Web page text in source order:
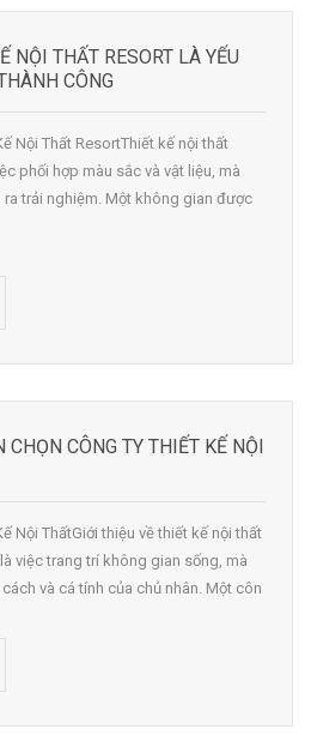
NỘI THẤT RESORT LÀ YẾU
CÔNG
Nội Thất ResortThiết kế nội thất
phối hợp màu sắc và vật liệu, mà
ra trải nghiệm. Một không gian được
CHỌN CÔNG TY THIẾT KẾ NỘI
Nội ThấtGiới thiệu về thiết kế nội thất
việc trang trí không gian sống, mà
và cá tính của chủ nhân. Một côn